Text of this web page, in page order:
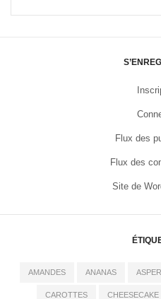
Flux des
Flux des
Site de
AMANDES ANANAS
CAROTTES CHEESECAKE